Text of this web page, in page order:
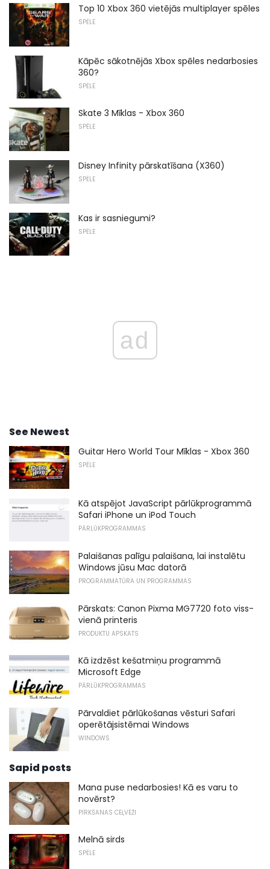
Top 10 Xbox 360 vietējās multiplayer spēles
SPĒLE
Kāpēc sākotnējās Xbox spēles nedarbosies
360?
SPĒLE
Skate 3 Mīklas - Xbox 360
SPĒLE
Disney Infinity pārskatīšana (X360)
SPĒLE
Kas ir sasniegumi?
SPĒLE
ad
See Newest
Guitar Hero World Tour Mīklas - Xbox 360
SPĒLE
Kā atspējot JavaScript pārlūkprogrammā
Safari iPhone un iPod Touch
PĀRLŪKPROGRAMMAS
Palaišanas palīgu palaišana, lai instalētu
Windows jūsu Mac datorā
PROGRAMMATŪRA UN PROGRAMMAS
Pārskats: Canon Pixma MG7720 foto viss-
vienā printeris
PRODUKTU APSKATS
Kā izdzēst kešatmiņu programmā
Microsoft Edge
PĀRLŪKPROGRAMMAS
Pārvaldiet pārlūkošanas vēsturi Safari
operētājsistēmai Windows
WINDOWS
Sapid posts
Mana puse nedarbosies! Kā es varu to
novērst?
PIRKŠANAS CEĻVEŽI
Melnā sirds
SPĒLE